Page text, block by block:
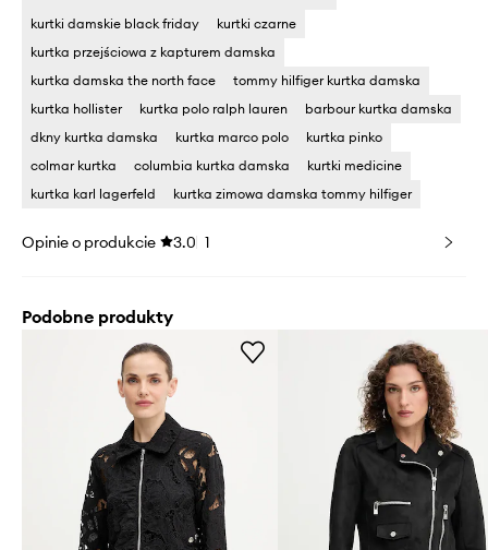
kurtki damskie black friday
kurtki czarne
kurtka przejściowa z kapturem damska
kurtka damska the north face
tommy hilfiger kurtka damska
kurtka hollister
kurtka polo ralph lauren
barbour kurtka damska
dkny kurtka damska
kurtka marco polo
kurtka pinko
colmar kurtka
columbia kurtka damska
kurtki medicine
kurtka karl lagerfeld
kurtka zimowa damska tommy hilfiger
Opinie o produkcie 3.0 1
Podobne produkty